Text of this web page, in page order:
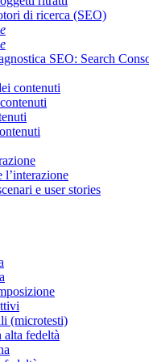
di ricerca (SEO)
SEO: Search
contenuti
l’interazione
e user stories
(microtesti)
alta fedeltà